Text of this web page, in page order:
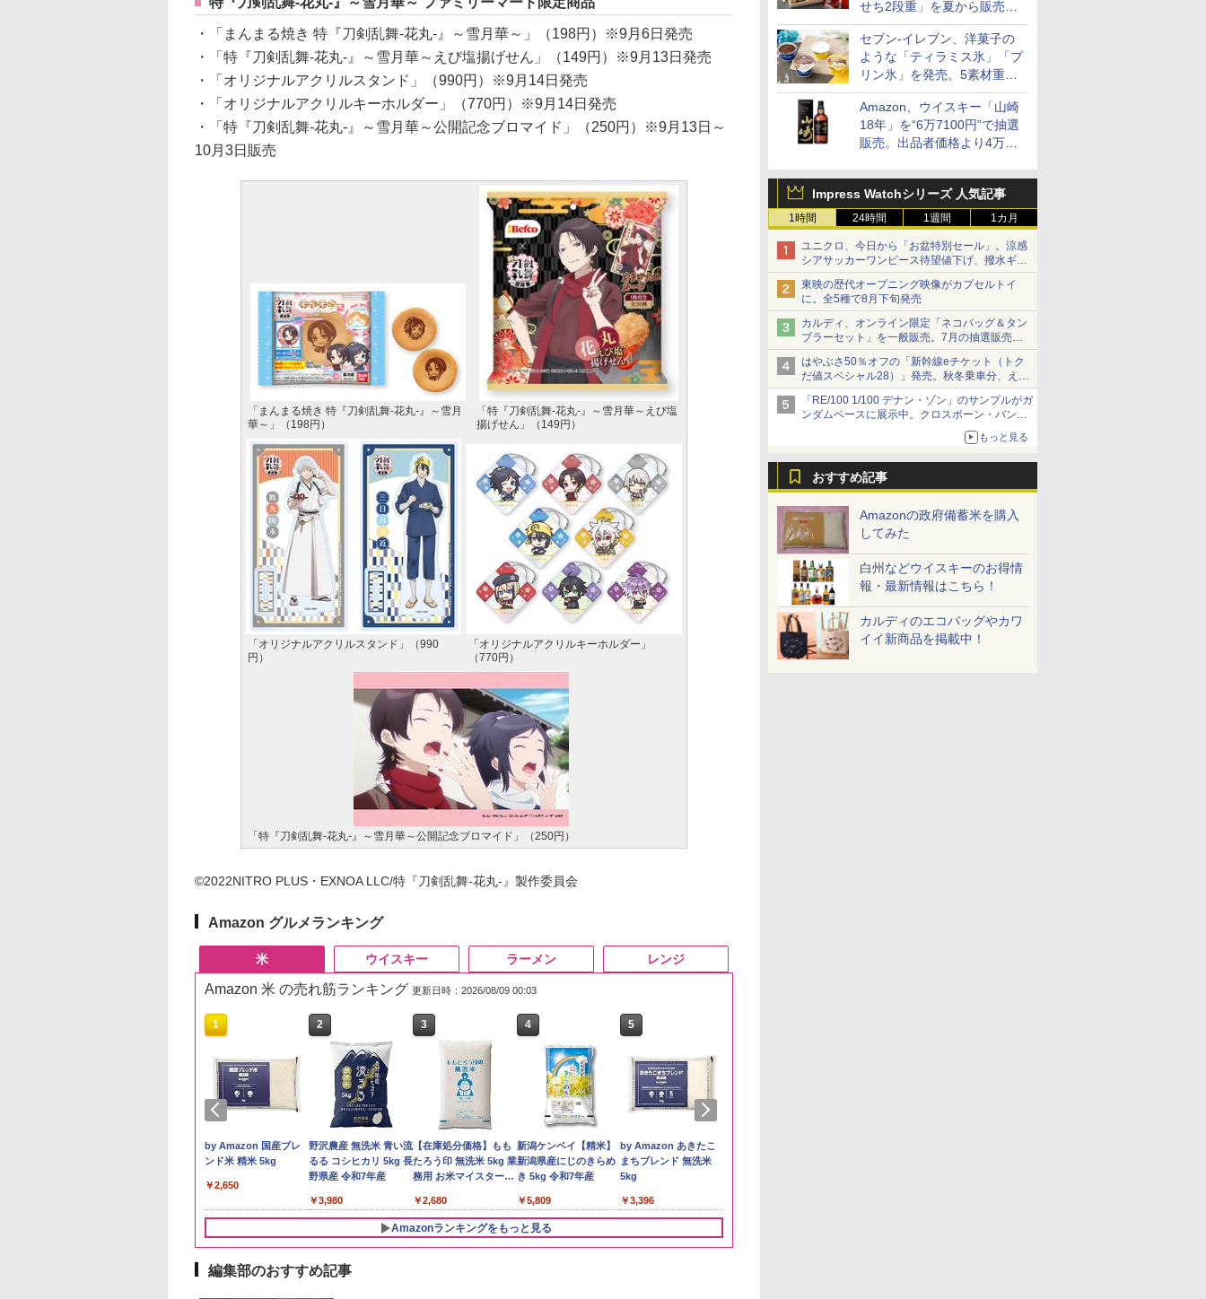
せち2段重」を夏から販売。
73品・年越しそば付き
セブン-イレブン、洋菓子の
ような「ティラミス氷」「プ
リン氷」を発売。5素材重ね
と2層仕立ての濃厚な味わい
Amazon、ウイスキー「山崎
18年」を“6万7100円”で抽選
販売。出品者価格より4万
Impress Watchシリーズ 人気記事
1時間 24時間 1週間 1カ月
ユニクロ、今日から「お盆特別セール」。涼感
シアサッカーワンピース待望値下げ、撥水ギア
ショーツは1990円に
東映の歴代オープニング映像がカプセルトイ
に。全5種で8月下旬発売
カルディ、オンライン限定「ネコバッグ＆タン
ブラーセット」を一般販売。7月の抽選販売の
当選無効分
はやぶさ50％オフの「新幹線eチケット（トク
だ値スペシャル28）」発売。秋冬乗車分、えき
ねっと限定
「RE/100 1/100 デナン・ゾン」のサンプルがガ
ンダムベースに展示中。クロスボーン・バンガ
ードの制式量産機が間もなく発送【ガンダムベ
もっと見る
おすすめ記事
Amazonの政府備蓄米を購入
してみた
白州などウイスキーのお得情
報・最新情報はこちら！
カルディのエコバッグやカワ
イイ新商品を掲載中！
・「まんまる焼き 特『刀剣乱舞-花丸-』～雪月華～」（198円）※9月6日発売
・「特『刀剣乱舞-花丸-』～雪月華～えび塩揚げせん」（149円）※9月13日発売
・「オリジナルアクリルスタンド」（990円）※9月14日発売
・「オリジナルアクリルキーホルダー」（770円）※9月14日発売
・「特『刀剣乱舞-花丸-』～雪月華～公開記念ブロマイド」（250円）※9月13日～
10月3日販売
「まんまる焼き 特『刀剣乱舞-花丸-』～雪月
華～」（198円）
「特『刀剣乱舞-花丸-』～雪月華～えび塩
揚げせん」（149円）
「オリジナルアクリルスタンド」（990
円）
「オリジナルアクリルキーホルダー」
（770円）
「特『刀剣乱舞-花丸-』～雪月華～公開記念ブロマイド」（250円）
©2022NITRO PLUS・EXNOA LLC/特『刀剣乱舞-花丸-』製作委員会
Amazon グルメランキング
米
Amazon 米 の売れ筋ランキング 更新日時：2026/08/09 00:03
1
by Amazon 国産ブレ
ンド米 精米 5kg
￥2,650
2
野沢農産 無洗米 青い流
るる コシヒカリ 5kg 長
野県産 令和7年産
￥3,980
3
【在庫処分価格】もも
たろう印 無洗米 5kg 業
務用 お米マイスターブ
￥2,680
4
新潟ケンベイ【精米】
新潟県産にじのきらめ
き 5kg 令和7年産
￥5,809
5
by Amazon あきたこ
まちブレンド 無洗米
5kg
￥3,396
Amazonランキングをもっと見る
ウイスキー ラーメン レンジ
編集部のおすすめ記事